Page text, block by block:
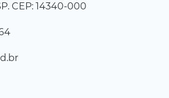
CEP: 14340-000